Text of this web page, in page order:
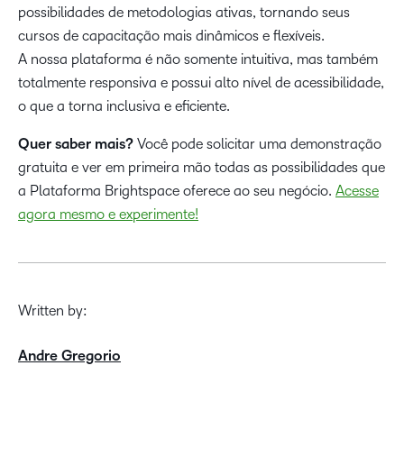
possibilidades de metodologias ativas, tornando seus
cursos de capacitação mais dinâmicos e flexíveis.
A nossa plataforma é não somente intuitiva, mas também
totalmente responsiva e possui alto nível de acessibilidade,
o que a torna inclusiva e eficiente.
Quer saber mais? Você pode solicitar uma demonstração
gratuita e ver em primeira mão todas as possibilidades que
a Plataforma Brightspace oferece ao seu negócio. Acesse
agora mesmo e experimente!
Written by:
Andre Gregorio